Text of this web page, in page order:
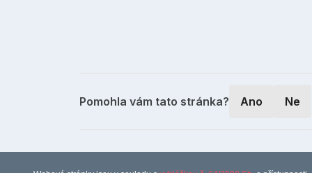
Pomohla vám tato stránka? Ano Ne